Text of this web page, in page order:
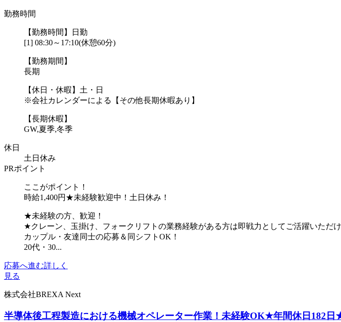
勤務時間
【勤務時間】日勤
[1] 08:30～17:10(休憩60分)
【勤務期間】
長期
【休日・休暇】土・日
※会社カレンダーによる【その他長期休暇あり】
【長期休暇】
GW,夏季,冬季
休日
土日休み
PRポイント
ここがポイント！
時給1,400円★未経験歓迎中！土日休み！
★未経験の方、歓迎！
★クレーン、玉掛け、フォークリフトの業務経験がある方は即戦力としてご活躍いただけ
カップル・友達同士の応募＆同シフトOK！
20代・30...
応募へ進む詳しく
見る
株式会社BREXA Next
半導体後工程製造における機械オペレーター作業！未経験OK★年間休日182